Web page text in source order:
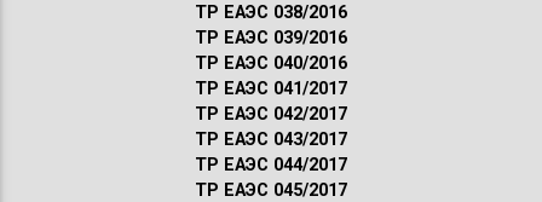
ТР ЕАЭС 038/2016
ТР ЕАЭС 039/2016
ТР ЕАЭС 040/2016
ТР ЕАЭС 041/2017
ТР ЕАЭС 042/2017
ТР ЕАЭС 043/2017
ТР ЕАЭС 044/2017
ТР ЕАЭС 045/2017